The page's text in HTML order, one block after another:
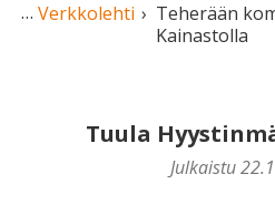
Verkkolehti
Teherään
Kainastolla
Tuula
Julkaistu